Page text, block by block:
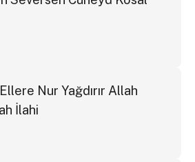
Nur Yağdırır Allah
İlahi